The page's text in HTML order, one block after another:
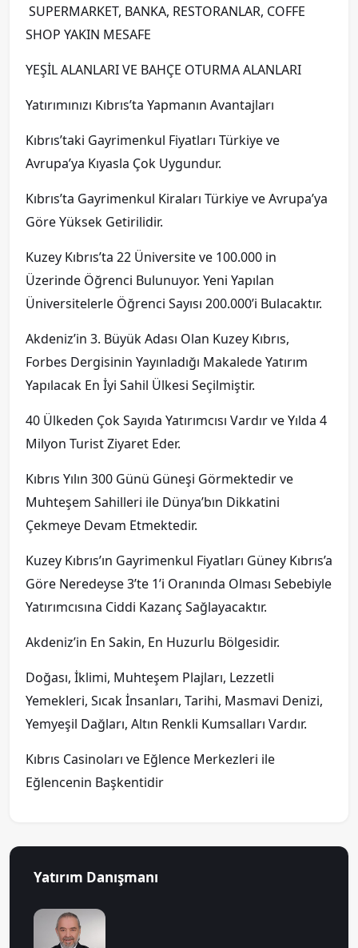
SUPERMARKET, BANKA, RESTORANLAR, COFFE
SHOP YAKIN MESAFE
YEŞİL ALANLARI VE BAHÇE OTURMA ALANLARI
Yatırımınızı Kıbrıs’ta Yapmanın Avantajları
Kıbrıs’taki Gayrimenkul Fiyatları Türkiye ve
Avrupa’ya Kıyasla Çok Uygundur.
Kıbrıs’ta Gayrimenkul Kiraları Türkiye ve Avrupa’ya
Göre Yüksek Getirilidir.
Kuzey Kıbrıs’ta 22 Üniversite ve 100.000 in
Üzerinde Öğrenci Bulunuyor. Yeni Yapılan
Üniversitelerle Öğrenci Sayısı 200.000’i Bulacaktır.
Akdeniz’in 3. Büyük Adası Olan Kuzey Kıbrıs,
Forbes Dergisinin Yayınladığı Makalede Yatırım
Yapılacak En İyi Sahil Ülkesi Seçilmiştir.
40 Ülkeden Çok Sayıda Yatırımcısı Vardır ve Yılda 4
Milyon Turist Ziyaret Eder.
Kıbrıs Yılın 300 Günü Güneşi Görmektedir ve
Muhteşem Sahilleri ile Dünya’bın Dikkatini
Çekmeye Devam Etmektedir.
Kuzey Kıbrıs’ın Gayrimenkul Fiyatları Güney Kıbrıs’a
Göre Neredeyse 3’te 1’i Oranında Olması Sebebiyle
Yatırımcısına Ciddi Kazanç Sağlayacaktır.
Akdeniz’in En Sakin, En Huzurlu Bölgesidir.
Doğası, İklimi, Muhteşem Plajları, Lezzetli
Yemekleri, Sıcak İnsanları, Tarihi, Masmavi Denizi,
Yemyeşil Dağları, Altın Renkli Kumsalları Vardır.
Kıbrıs Casinoları ve Eğlence Merkezleri ile
Eğlencenin Başkentidir
Yatırım Danışmanı